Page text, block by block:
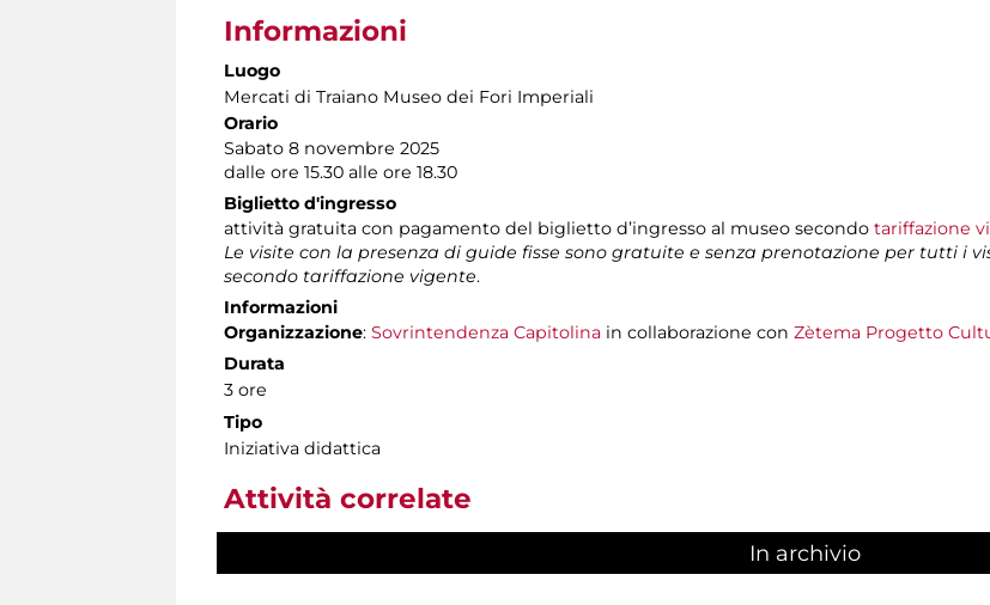
Informazioni
Luogo
Mercati di Traiano Museo dei Fori Imperiali
Orario
Sabato 8 novembre 2025
dalle ore 15.30 alle ore 18.30
Biglietto d'ingresso
attività gratuita con pagamento del biglietto d’ingresso al museo secondo tariffazione
Le visite con la presenza di guide fisse sono gratuite e senza prenotazione per tutti i
secondo tariffazione vigente.
Informazioni
Organizzazione: Sovrintendenza Capitolina in collaborazione con Zètema Progetto
Durata
3 ore
Tipo
Iniziativa didattica
Attività correlate
In archivio